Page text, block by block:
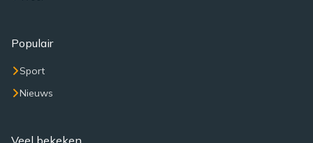
Populair
Sport
Nieuws
Veel bekeken